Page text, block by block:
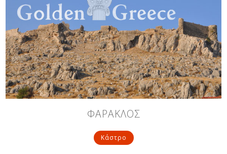
ΦΑΡΑΚΛΟΣ
Κάστρο